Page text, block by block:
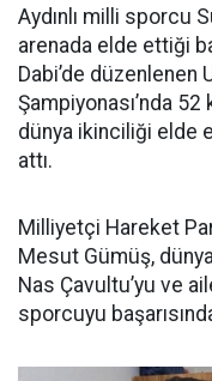
Aydınlı milli sporcu
arenada elde ettiği
Dabi’de düzenlenen
Şampiyonası’nda
dünya ikinciliği elde
attı.
Milliyetçi Hareket
Mesut Gümüş,
Nas Çavultu’yu ve
sporcuyu